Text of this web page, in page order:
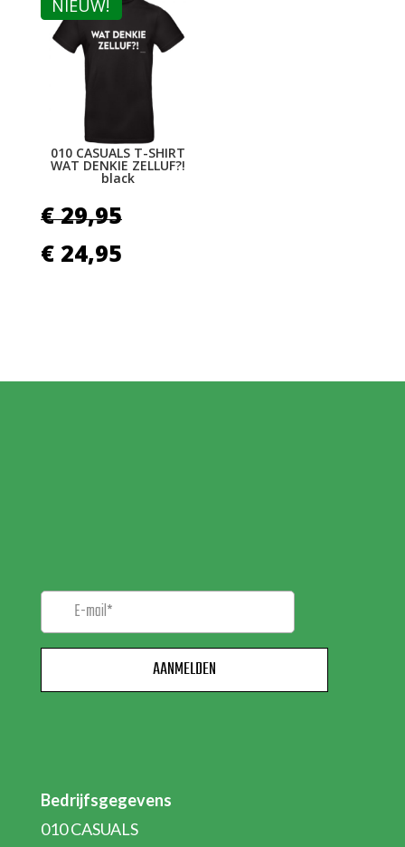
NIEUW!
010 CASUALS T-SHIRT
WAT DENKIE ZELLUF?!
black
€29,95
Oorspronkelijke
€24,95Huidige
Bedrijfsgegevens
010 CASUALS